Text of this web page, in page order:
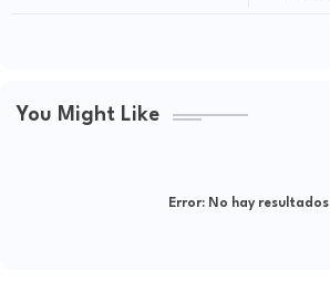
You Might Like
Error:No hay resultados